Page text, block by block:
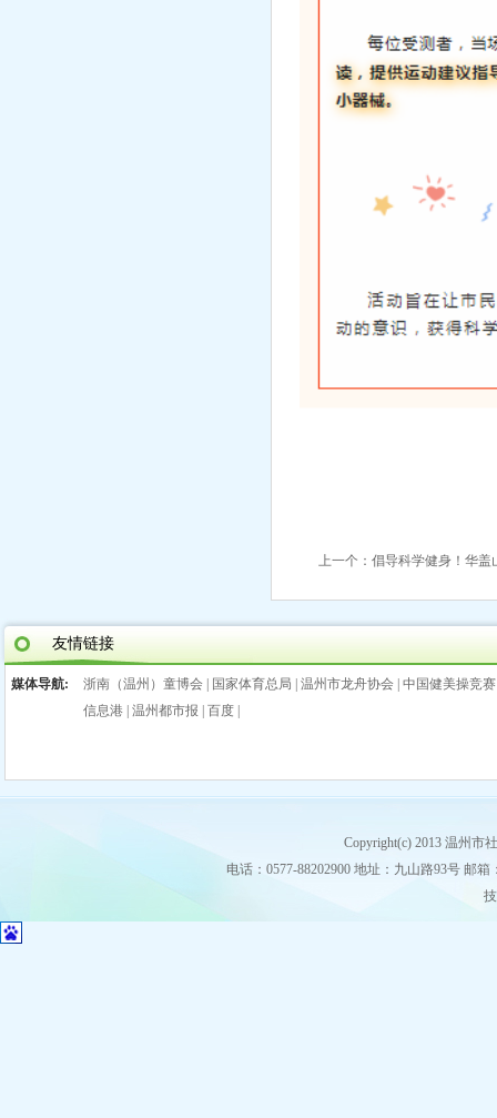
上一个： 倡导科学健身！华盖
友情链接
媒体导航: 浙南（温州）童博会 国家体育总局 温州市龙舟协会 中国健美操竞
信息港 温州都市报 百度
Copyright(c) 2013 温州市
电话：0577-88202900 地址：九山路93号 邮箱